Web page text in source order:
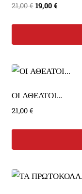
21,00€ Original
19,00 €
ΟΙ ΑΘΕΑΤΟΙ…
21,00 €